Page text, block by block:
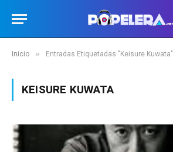
Inicio » Entradas Etiquetadas "Keisure Kuwata"
KEISURE KUWATA